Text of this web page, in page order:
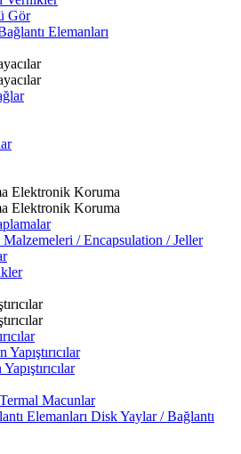
Gör
Elemanları
Elektronik Koruma
Elektronik Koruma
/ Encapsulation / Jeller
Macunlar
Disk Yaylar / Bağlantı